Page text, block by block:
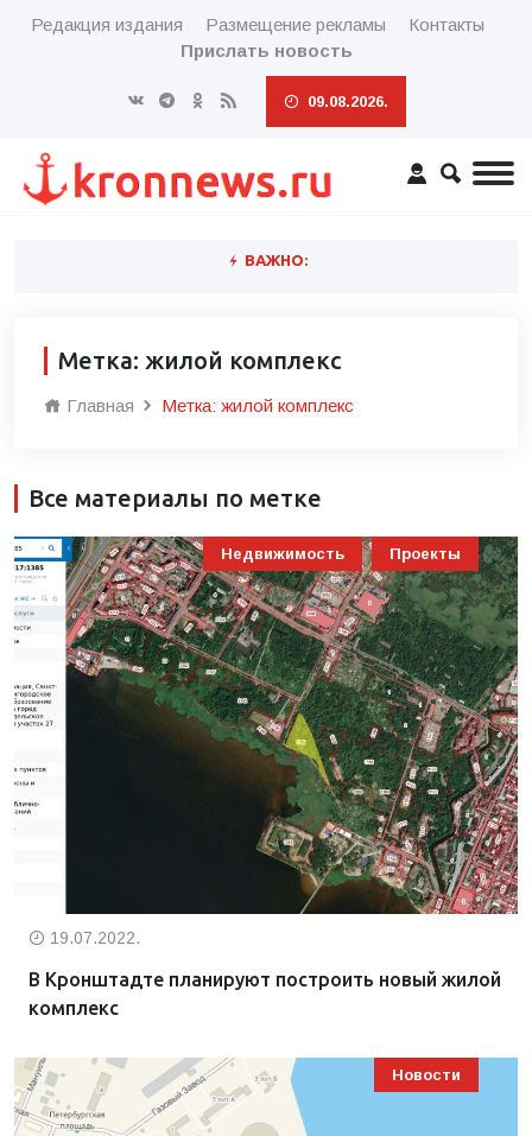
Редакция издания Размещение рекламы
Контакты
Прислать новость
09.08.2026.
ВАЖНО:
Метка: жилой комплекс
Главная Метка: жилой комплекс
Все материалы по метке
Недвижимость Проекты
19.07.2022.
В Кронштадте планируют построить новый жилой
комплекс
Новости